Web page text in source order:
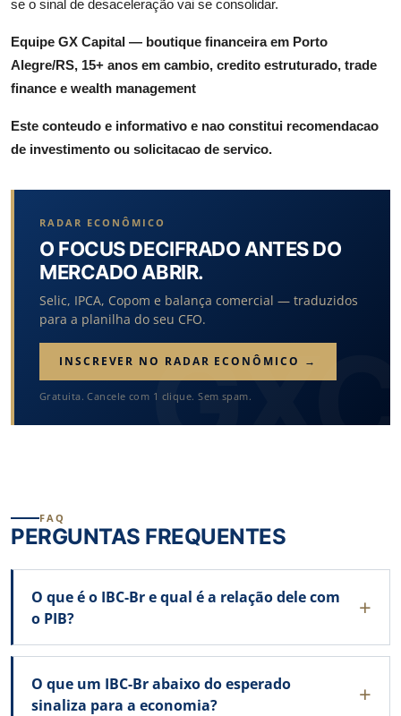
se o sinal de desaceleração vai se consolidar.
Equipe GX Capital — boutique financeira em Porto
Alegre/RS, 15+ anos em cambio, credito estruturado, trade
finance e wealth management
Este conteudo e informativo e nao constitui recomendacao
de investimento ou solicitacao de servico.
RADAR ECONÔMICO
O FOCUS DECIFRADO ANTES DO
MERCADO ABRIR.
Selic, IPCA, Copom e balança comercial — traduzidos
para a planilha do seu CFO.
INSCREVER NO RADAR ECONÔMICO →
Gratuita. Cancele com 1 clique. Sem spam.
FAQ
PERGUNTAS FREQUENTES
O que é o IBC-Br e qual é a relação dele com
o PIB?
O que um IBC-Br abaixo do esperado
sinaliza para a economia?